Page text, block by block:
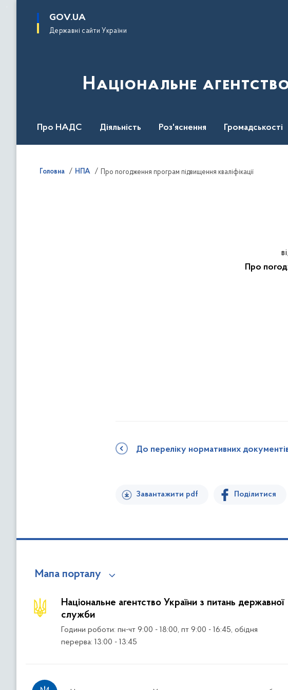
основного
GOV.UA
Державні сайти України
Національне
Про НАДС Діяльність Роз'яснення Громадськості
Головна НПА Про погодження програм підвищення кваліфікації
Про
До переліку нормативних
Завантажити pdf Поділитися
Мапа порталу
Національне агентство України з питань державної
служби
Години роботи: пн-чт 9:00 - 18:00, пт 9:00 - 16:45, обідня
перерва: 13:00 - 13:45